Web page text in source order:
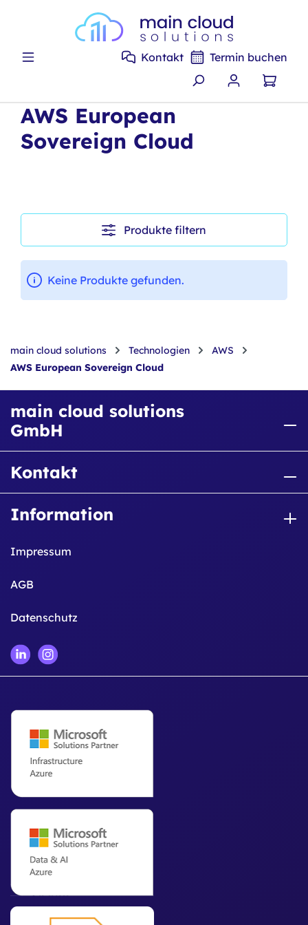
Zum Hauptinhalt springen
Kontakt Termin buchen
AWS European
Sovereign Cloud
Produkte filtern
Keine Produkte gefunden.
main cloud solutions Technologien
AWS
AWS European Sovereign Cloud
main cloud solutions
GmbH
Kontakt
Information
Impressum
AGB
Datenschutz